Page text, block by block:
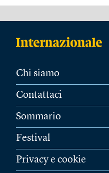
Chi siamo
Contattaci
Sommario
Festival
Privacy e cookie